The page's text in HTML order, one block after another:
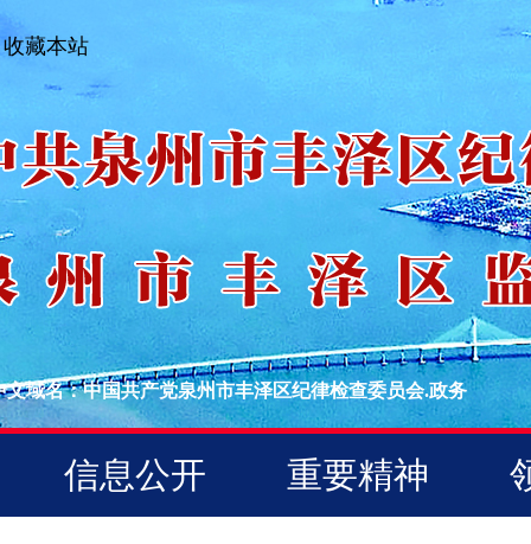
收藏本站
文域名：中国共产党泉州市丰泽区纪律检查委员会.政务
信息公开 重要精神